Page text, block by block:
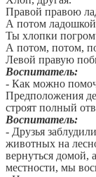
Правой правою
А потом
Ты хлопки
А потом, потом,
Левой правую
Воспитатель:
- Как можно
Предположения
строят полный
Воспитатель:
- Друзья
животных на
вернуться домой,
местности, мы